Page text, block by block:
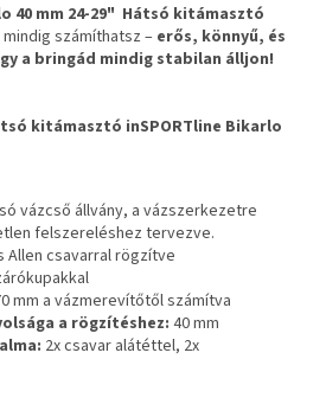
40 mm 24-29" Hátsó kitámasztó
számíthatsz – erős, könnyű, és
a bringád mindig stabilan álljon!
kitámasztó inSPORTline Bikarlo
vázcső állvány, a vázszerkezetre
felszereléshez tervezve.
Allen csavarral rögzítve
mm a vázmerevítőtől számítva
a rögzítéshez: 40 mm
2x csavar alátéttel, 2x